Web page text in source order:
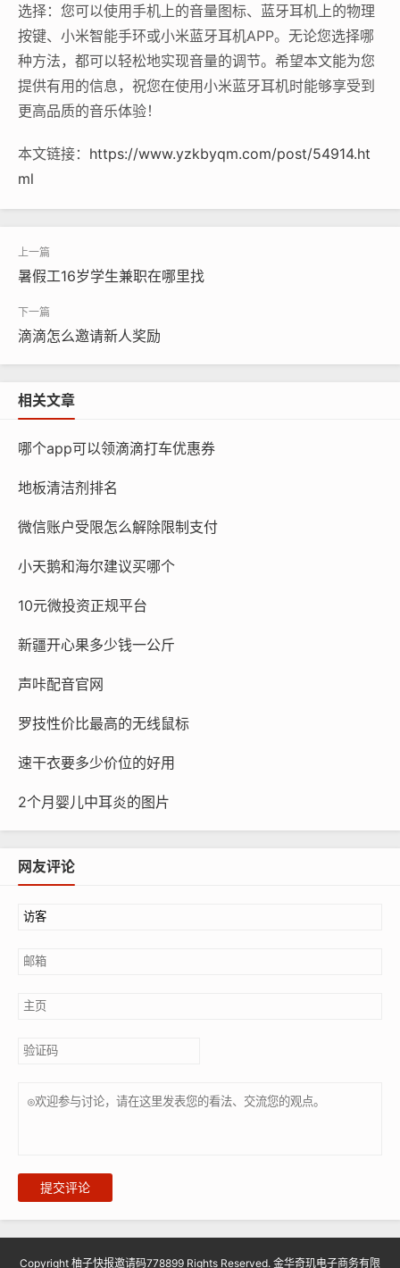
选择：您可以使用手机上的音量图标、蓝牙耳机上的物理
按键、小米智能手环或小米蓝牙耳机APP。无论您选择哪
种方法，都可以轻松地实现音量的调节。希望本文能为您
提供有用的信息，祝您在使用小米蓝牙耳机时能够享受到
更高品质的音乐体验！
本文链接： https://www.yzkbyqm.com/post/54914.ht
ml
暑假工16岁学生兼职在哪里找
滴滴怎么邀请新人奖励
相关文章
哪个app可以领滴滴打车优惠券
地板清洁剂排名
微信账户受限怎么解除限制支付
小天鹅和海尔建议买哪个
10元微投资正规平台
新疆开心果多少钱一公斤
声咔配音官网
罗技性价比最高的无线鼠标
速干衣要多少价位的好用
2个月婴儿中耳炎的图片
网友评论
提交评论
Copyright 柚子快报邀请码778899 Rights Reserved. 金华奇玑电子商务有限